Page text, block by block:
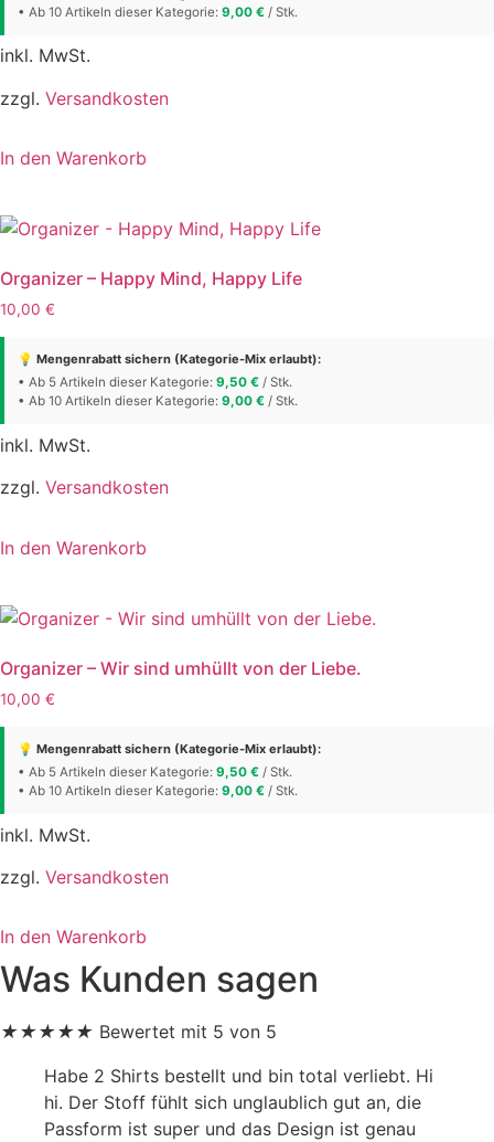
• Ab 10 Artikeln dieser Kategorie: 9,00 € / Stk.
inkl. MwSt.
zzgl. Versandkosten
In den Warenkorb
Organizer – Happy Mind, Happy Life
10,00 €
💡 Mengenrabatt sichern (Kategorie-Mix erlaubt):
• Ab 5 Artikeln dieser Kategorie: 9,50 € / Stk.
• Ab 10 Artikeln dieser Kategorie: 9,00 € / Stk.
inkl. MwSt.
zzgl. Versandkosten
In den Warenkorb
Organizer – Wir sind umhüllt von der Liebe.
10,00 €
💡 Mengenrabatt sichern (Kategorie-Mix erlaubt):
• Ab 5 Artikeln dieser Kategorie: 9,50 € / Stk.
• Ab 10 Artikeln dieser Kategorie: 9,00 € / Stk.
inkl. MwSt.
zzgl. Versandkosten
In den Warenkorb
Was Kunden sagen
★★★★★ Bewertet mit 5 von 5
Habe 2 Shirts bestellt und bin total verliebt. Hi
hi. Der Stoff fühlt sich unglaublich gut an, die
Passform ist super und das Design ist genau